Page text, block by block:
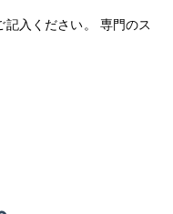
入ください。
専門のス